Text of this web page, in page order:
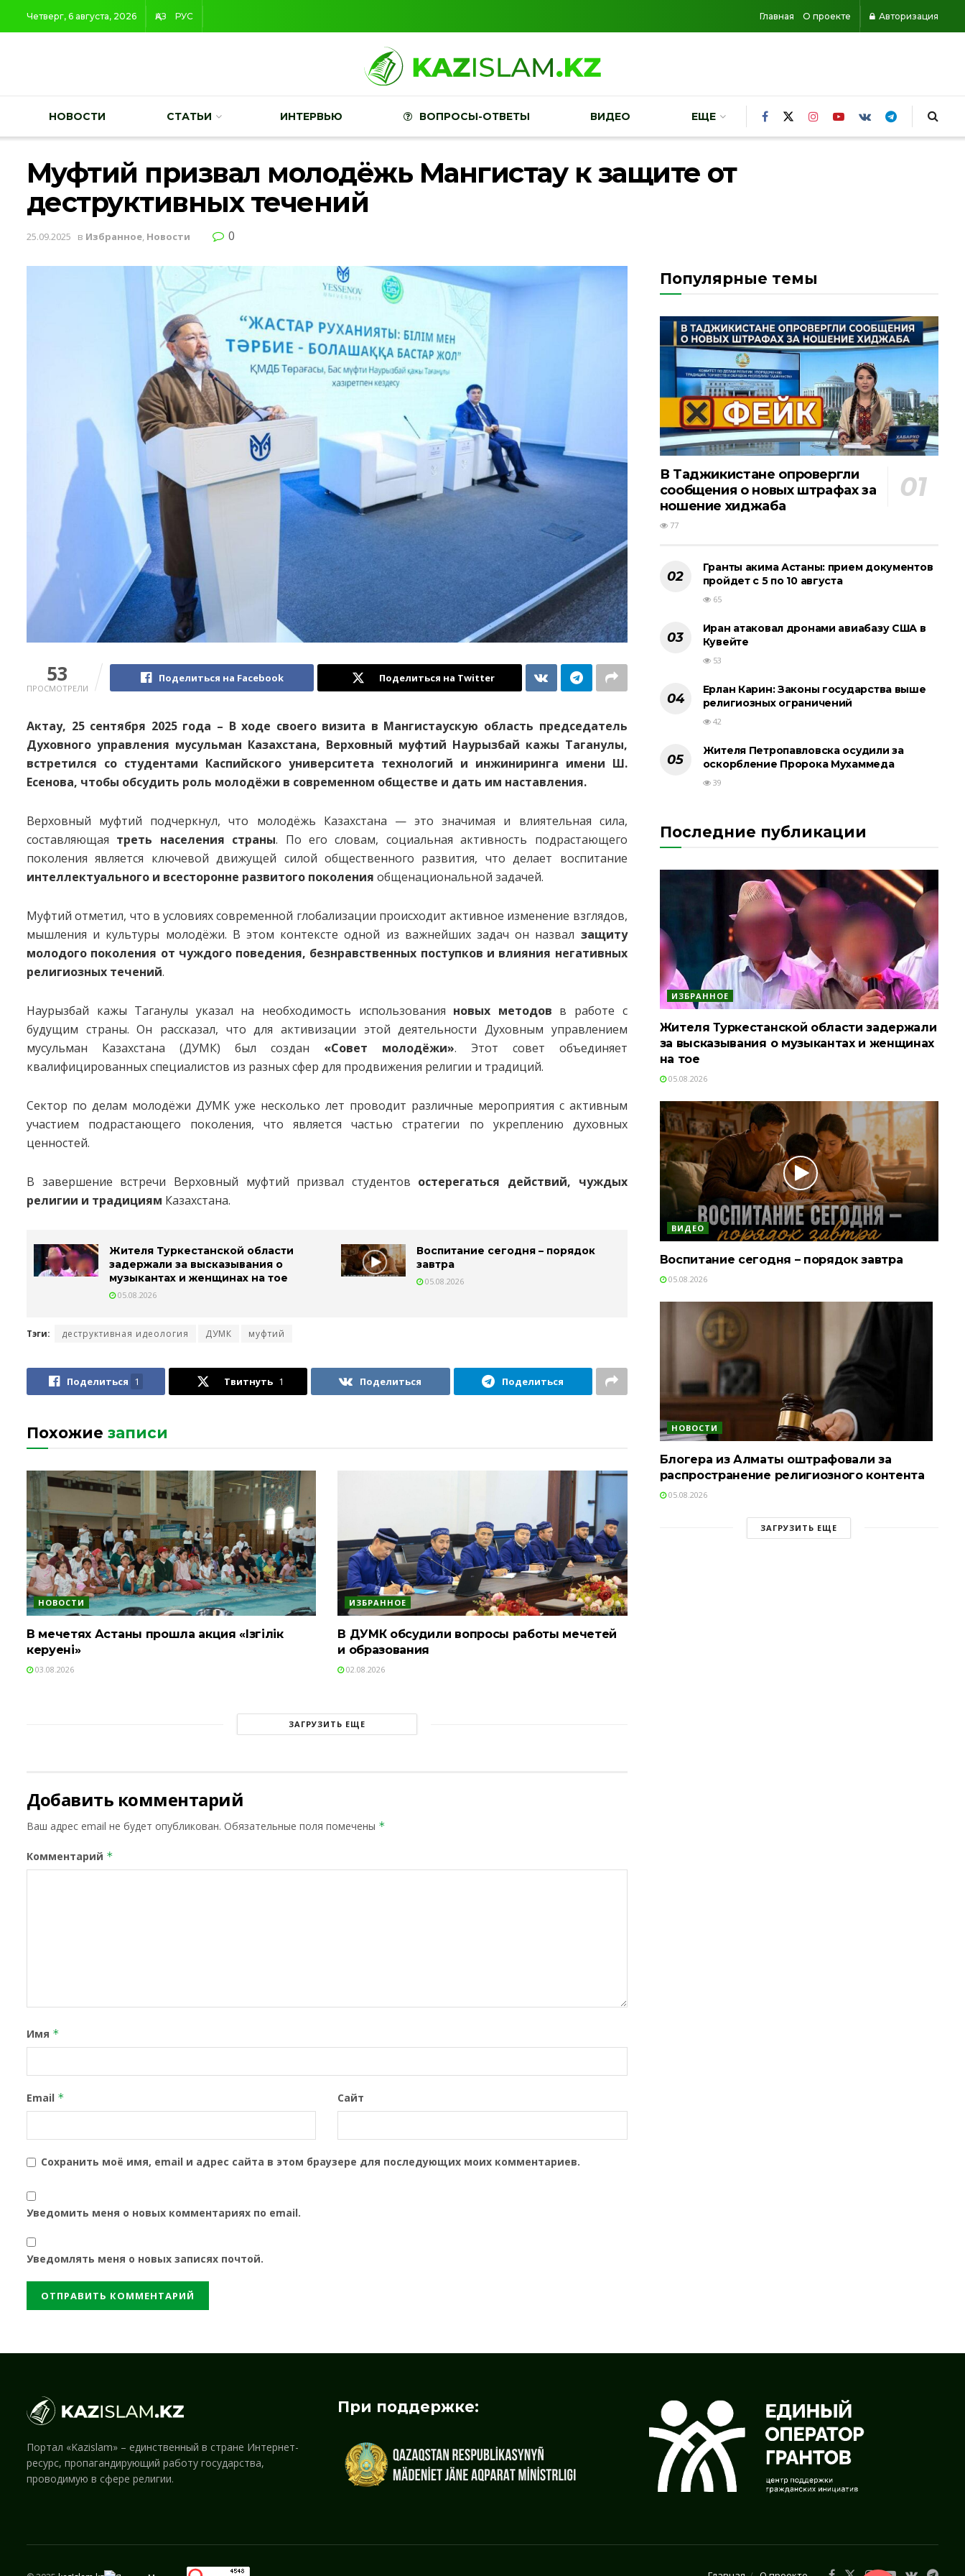
Четверг, 6 августа, 2026 ҚАЗ РУС Главная О проекте Авторизация
НОВОСТИ СТАТЬИ ИНТЕРВЬЮ ВОПРОСЫ-ОТВЕТЫ ВИДЕО ЕЩЕ
Муфтий призвал молодёжь Мангистау к защите от
деструктивных течений
25.09.2025 в Избранное, Новости 0
53
ПРОСМОТРЕЛИ
Поделиться на Facebook Поделиться на Twitter
Актау, 25 сентября 2025 года – В ходе своего визита в Мангистаускую область председатель
Духовного управления мусульман Казахстана, Верховный муфтий Наурызбай кажы Таганулы,
встретился со студентами Каспийского университета технологий и инжиниринга имени Ш.
Есенова, чтобы обсудить роль молодёжи в современном обществе и дать им наставления.
Верховный муфтий подчеркнул, что молодёжь Казахстана — это значимая и влиятельная сила,
составляющая треть населения страны. По его словам, социальная активность подрастающего
поколения является ключевой движущей силой общественного развития, что делает воспитание
интеллектуального и всесторонне развитого поколения общенациональной задачей.
Муфтий отметил, что в условиях современной глобализации происходит активное изменение взглядов,
мышления и культуры молодёжи. В этом контексте одной из важнейших задач он назвал защиту
молодого поколения от чуждого поведения, безнравственных поступков и влияния негативных
религиозных течений.
Наурызбай кажы Таганулы указал на необходимость использования новых методов в работе с
будущим страны. Он рассказал, что для активизации этой деятельности Духовным управлением
мусульман Казахстана (ДУМК) был создан «Совет молодёжи». Этот совет объединяет
квалифицированных специалистов из разных сфер для продвижения религии и традиций.
Сектор по делам молодёжи ДУМК уже несколько лет проводит различные мероприятия с активным
участием подрастающего поколения, что является частью стратегии по укреплению духовных
ценностей.
В завершение встречи Верховный муфтий призвал студентов остерегаться действий, чуждых
религии и традициям Казахстана.
Жителя Туркестанской области
задержали за высказывания о
музыкантах и женщинах на тое
05.08.2026
Воспитание сегодня – порядок
завтра
05.08.2026
Тэги: деструктивная идеология ДУМК муфтий
Поделиться 1 Твитнуть 1 Поделиться Поделиться
Похожие записи
НОВОСТИ
В мечетях Астаны прошла акция «Ізгілік
керуені»
03.08.2026
ИЗБРАННОЕ
В ДУМК обсудили вопросы работы мечетей
и образования
02.08.2026
ЗАГРУЗИТЬ ЕЩЕ
Добавить комментарий
Ваш адрес email не будет опубликован. Обязательные поля помечены *
Комментарий *
Имя *
Email * Сайт
Сохранить моё имя, email и адрес сайта в этом браузере для последующих моих комментариев.
Уведомить меня о новых комментариях по email.
Уведомлять меня о новых записях почтой.
Популярные темы
В Таджикистане опровергли
сообщения о новых штрафах за
ношение хиджаба
77
Гранты акима Астаны: прием документов
пройдет с 5 по 10 августа
65
Иран атаковал дронами авиабазу США в
Кувейте
53
Ерлан Карин: Законы государства выше
религиозных ограничений
42
Жителя Петропавловска осудили за
оскорбление Пророка Мухаммеда
39
Последние публикации
ИЗБРАННОЕ
Жителя Туркестанской области задержали
за высказывания о музыкантах и женщинах
на тое
05.08.2026
ВИДЕО
Воспитание сегодня – порядок завтра
05.08.2026
НОВОСТИ
Блогера из Алматы оштрафовали за
распространение религиозного контента
05.08.2026
ЗАГРУЗИТЬ ЕЩЕ
Портал «Kazislam» – единственный в стране Интернет-
ресурс, пропагандирующий работу государства,
проводимую в сфере религии.
При поддержке: